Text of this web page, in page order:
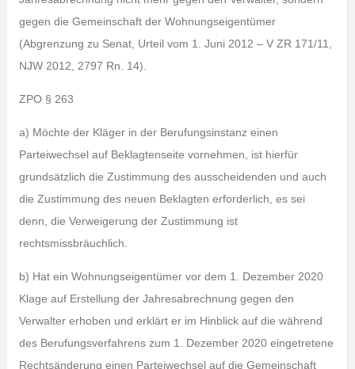
gegen die Gemeinschaft der Wohnungseigentümer
(Abgrenzung zu Senat, Urteil vom 1. Juni 2012 – V ZR 171/11,
NJW 2012, 2797 Rn. 14).
ZPO § 263
a) Möchte der Kläger in der Berufungsinstanz einen
Parteiwechsel auf Beklagtenseite vornehmen, ist hierfür
grundsätzlich die Zustimmung des ausscheidenden und auch
die Zustimmung des neuen Beklagten erforderlich, es sei
denn, die Verweigerung der Zustimmung ist
rechtsmissbräuchlich.
b) Hat ein Wohnungseigentümer vor dem 1. Dezember 2020
Klage auf Erstellung der Jahresabrechnung gegen den
Verwalter erhoben und erklärt er im Hinblick auf die während
des Berufungsverfahrens zum 1. Dezember 2020 eingetretene
Rechtsänderung einen Parteiwechsel auf die Gemeinschaft